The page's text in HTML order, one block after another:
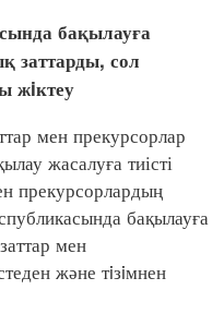
бақылауға
заттарды, сол
жiктеу
мен прекурсорлар
жасалуға тиісті
прекурсорлардың
бақылауға
мен
және тiзiмнен